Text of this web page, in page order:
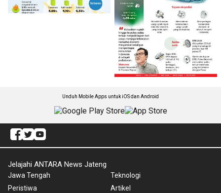
Unduh Mobile Apps untuk iOS dan Android
Jelajahi ANTARA News Jateng
Jawa Tengah
Peristiwa
Teknologi
Artikel